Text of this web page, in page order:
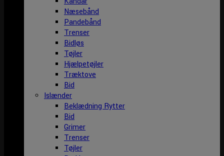
Næsebånd
Pandebånd
Trenser
Bidløs
Tøjler
Hjælpetøjler
Træktove
Bid
Islænder
Beklædning Rytter
Bid
Grimer
Trenser
Tøjler